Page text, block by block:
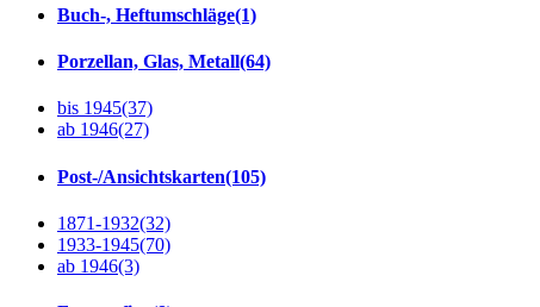
Buch-, Heftumschläge(1)
Porzellan, Glas, Metall(64)
bis 1945(37)
ab 1946(27)
Post-/Ansichtskarten(105)
1871-1932(32)
1933-1945(70)
ab 1946(3)